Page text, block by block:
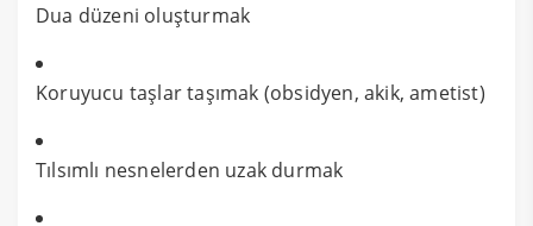
Dua düzeni oluşturmak
Koruyucu taşlar taşımak (obsidyen, akik, ametist)
Tılsımlı nesnelerden uzak durmak